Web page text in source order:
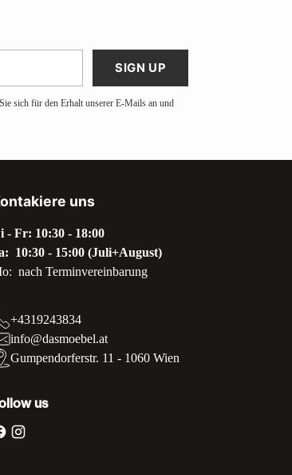
SIGN UP
sich für den Erhalt unserer E-Mails an und
uns
- Fr: 10:30 - 18:00
10:30 - 15:00 (Juli+August)
nach Terminvereinbarung
+4319243834
info@dasmoebel.at
Gumpendorferstr. 11 - 1060 Wien
us